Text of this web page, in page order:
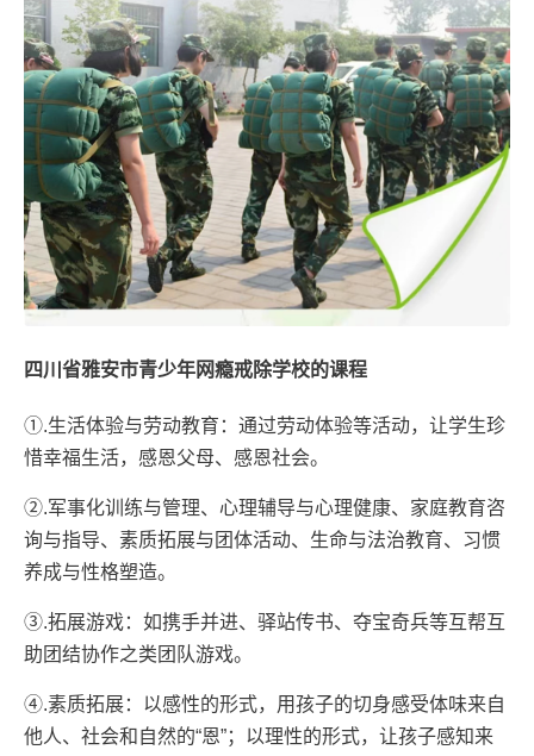
四川省雅安市青少年网瘾戒除学校的课程
①.生活体验与劳动教育：通过劳动体验等活动，让学生珍
惜幸福生活，感恩父母、感恩社会。
②.军事化训练与管理、心理辅导与心理健康、家庭教育咨
询与指导、素质拓展与团体活动、生命与法治教育、习惯
养成与性格塑造。
③.拓展游戏：如携手并进、驿站传书、夺宝奇兵等互帮互
助团结协作之类团队游戏。
④.素质拓展：以感性的形式，用孩子的切身感受体味来自
他人、社会和自然的“恩”；以理性的形式，让孩子感知来